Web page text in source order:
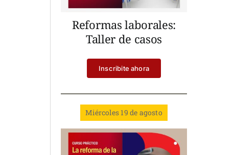
Reformas laborales:
Taller de casos
Inscribite ahora
Miércoles 19 de agosto